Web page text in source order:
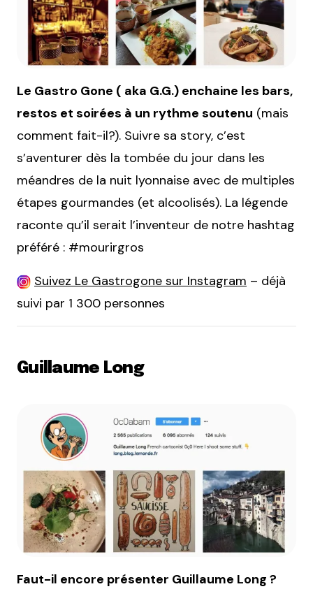
Le Gastro Gone ( aka G.G.) enchaine les bars,
restos et soirées à un rythme soutenu (mais
comment fait-il?). Suivre sa story, c’est
s’aventurer dès la tombée du jour dans les
méandres de la nuit lyonnaise avec de multiples
étapes gourmandes (et alcoolisés). La légende
raconte qu’il serait l’inventeur de notre hashtag
préféré : #mourirgros
Suivez Le Gastrogone sur Instagram – déjà
suivi par 1 300 personnes
Guillaume Long
Faut-il encore présenter Guillaume Long ?